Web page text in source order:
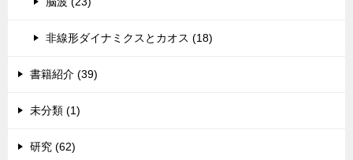
非線形ダイナミクスとカオス (18)
書籍紹介 (39)
未分類 (1)
研究 (62)